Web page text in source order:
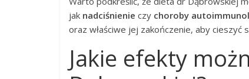
jak nadciśnienie czy choroby
oraz właściwe jej zakończenie, aby cieszyć
Jakie efekty